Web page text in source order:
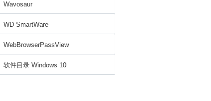
Wavosaur
WD SmartWare
WebBrowserPassView
软件目录 Windows 10